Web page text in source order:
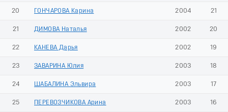
20 ГОНЧАРОВА Карина 2004 21
21 ДИМОВА Наталья 2002 20
22 КАНЕВА Дарья 2002 19
23 ЗАВАРИНА Юлия 2003 18
24 ШАБАЛИНА Эльвира 2003 17
25 ПЕРЕВОЗЧИКОВА Арина 2003 16